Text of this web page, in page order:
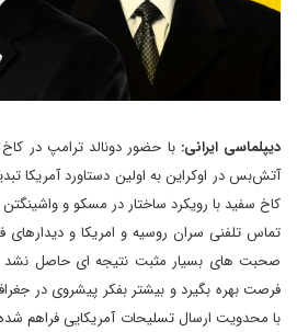
دیپلماسی ایرانی:با حضور دونالد ترامپ در
آتش‌بس در اوکراین به اولین دستاورد آمریکا
کاخ سفید با رویکرد ساختار در مسکو و
تماس تلفنی سران روسیه و امریکا و دیدارهای
صحبت های بسیار مثبت نتیجه ای حاصل نشد
فرصت بهره بگیرد و بیشتر بفکر پیشروی در
با محدویت ارسال تسلیحات آمریکایی فراهم شده